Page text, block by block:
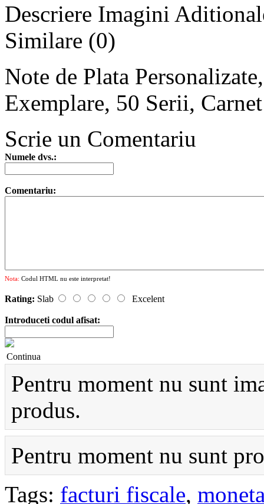
Descriere Imagini
Similare (0)
Note de Plata
Exemplare, 50 Serii, Carnet
Scrie un Comentariu
Numele dvs.:
Comentariu:
Nota: Codul HTML nu este interpretat!
Rating: Slab Excelent
Introduceti codul afisat:
Continua
Pentru moment nu sunt
produs.
Pentru moment nu sunt
Tags: facturi fiscale,